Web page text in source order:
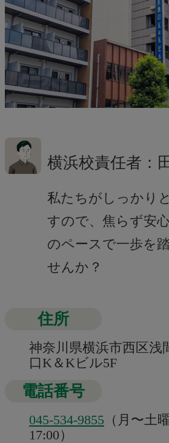
横浜校責任者：
私たちがしっかり
すので、焦らず安
のペースで一歩を
せんか？
住所
神奈川県横浜市西区浅
口K＆Kビル5F
電話番号
045-534-9855 （月〜土
17:00）